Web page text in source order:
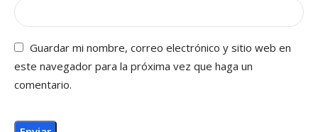
Guardar mi nombre, correo electrónico y sitio web en
este navegador para la próxima vez que haga un
comentario.